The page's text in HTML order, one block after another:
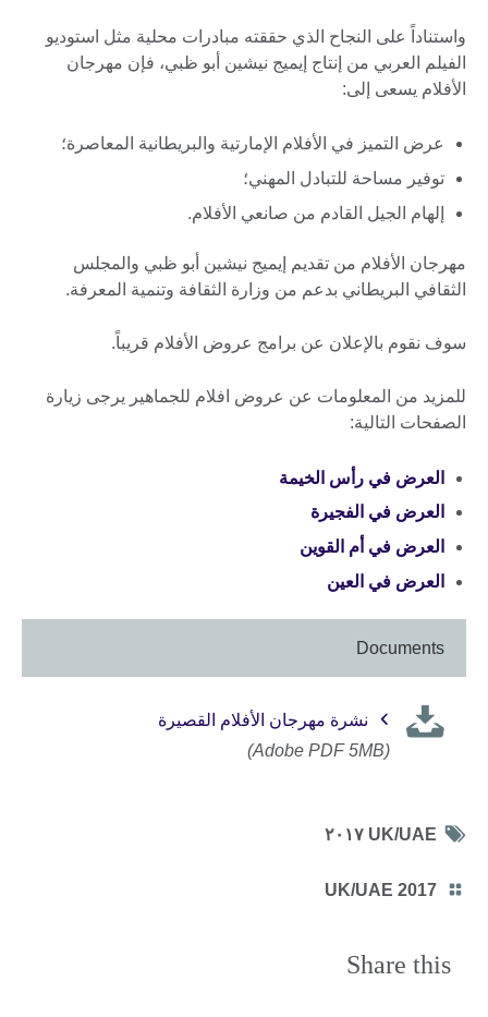
واستناداً على النجاح الذي حققته مبادرات محلية مثل استوديو
الفيلم العربي من إنتاج إيميج نيشين أبو ظبي، فإن مهرجان
الأفلام يسعى إلى:
عرض التميز في الأفلام الإمارتية والبريطانية المعاصرة؛
توفير مساحة للتبادل المهني؛
إلهام الجيل القادم من صانعي الأفلام.
مهرجان الأفلام من تقديم إيميج نيشين أبو ظبي والمجلس
الثقافي البريطاني بدعم من وزارة الثقافة وتنمية المعرفة.
سوف نقوم بالإعلان عن برامج عروض الأفلام قريباً.
للمزيد من المعلومات عن عروض افلام للجماهير يرجى زيارة
الصفحات التالية:
العرض في رأس الخيمة
العرض في الفجيرة
العرض في أم القوين
العرض في العين
Documents
نشرة مهرجان الأفلام القصيرة
(Adobe PDF 5MB)
Tag
UK/UAE ٢٠١٧
Category
UK/UAE 2017
Share this